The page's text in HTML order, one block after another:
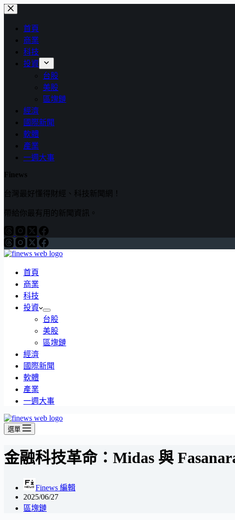
跳
首頁
商業
科技
投資
台股
美股
區塊鏈
經濟
國際新聞
軟體
產業
一週大事
Finews
台灣最好懂得財經、科技新聞網！
帶給你最有用的新聞資訊。
首頁
商業
科技
投資
台股
美股
區塊鏈
經濟
國際新聞
軟體
產業
一週大事
選單
金融科技革命：Midas 與
Finews 編輯
2025/06/27
區塊鏈